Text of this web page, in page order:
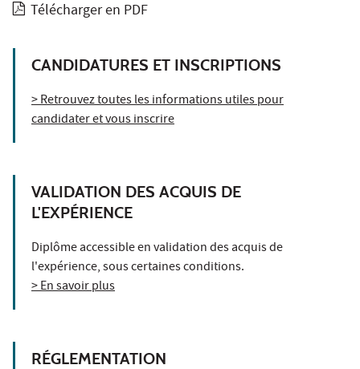
Télécharger en PDF
CANDIDATURES ET INSCRIPTIONS
> Retrouvez toutes les informations utiles pour
candidater et vous inscrire
VALIDATION DES ACQUIS DE
L'EXPÉRIENCE
Diplôme accessible en validation des acquis de
l'expérience, sous certaines conditions.
> En savoir plus
RÉGLEMENTATION